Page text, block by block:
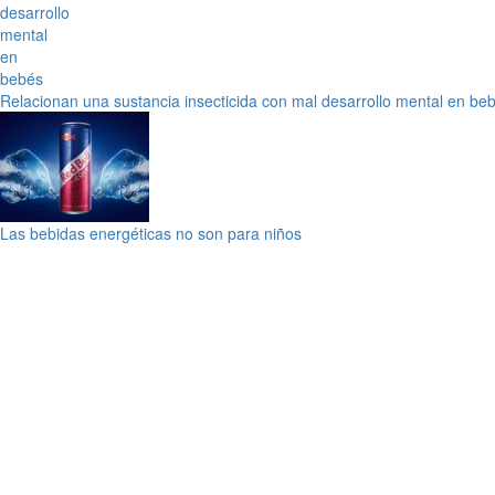
Relacionan una sustancia insecticida con mal desarrollo mental en
Las bebidas energéticas no son para niños